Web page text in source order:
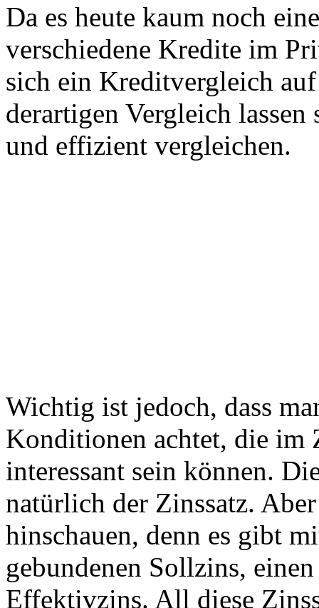
Da es heute kaum noch
verschiedene Kredite im
sich ein Kreditvergleich
derartigen Vergleich
und effizient vergleichen.
Wichtig ist jedoch, dass
Konditionen achtet, die im
interessant sein können.
natürlich der Zinssatz.
hinschauen, denn es gibt
gebundenen Sollzins,
Effektivzins. All diese